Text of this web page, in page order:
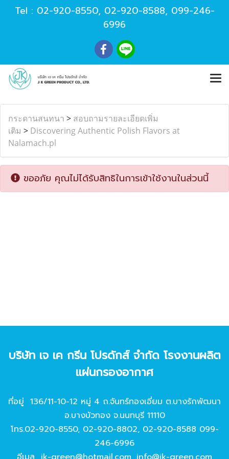
Tel : 02-920-8550, 02-920-8588, 099-246-
6996
กระดานสนทนา > สอบถามรายละเอียดเพิ่ม
เติม > Discovering Authentic Polish Flavors at
Nalamach.pl
ขออภัย คุณไม่ได้รับสิทธิในการเข้าใช้งานในส่วนนี้
บริษัท เจ เค กรีน โปรดักส์ จํากัด โรงงานผลิต
แผ่นกรองอากาศ
ที่อยู่ 136/11-10-12 หมู่ 4 ถ.จันทร์ทองเอี่ยม ต.บางรักพัฒนา
อ.บางบัวทอง จ.นนทบุรี 11110
โทร.02-920-8550, 02-920-8802, 02-920-8588 099-
246-6996